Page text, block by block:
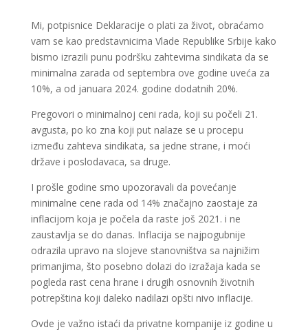
Mi, potpisnice Deklaracije o plati za život, obraćamo
vam se kao predstavnicima Vlade Republike Srbije kako
bismo izrazili punu podršku zahtevima sindikata da se
minimalna zarada od septembra ove godine uveća za
10%, a od januara 2024. godine dodatnih 20%.
Pregovori o minimalnoj ceni rada, koji su počeli 21.
avgusta, po ko zna koji put nalaze se u procepu
između zahteva sindikata, sa jedne strane, i moći
države i poslodavaca, sa druge.
I prošle godine smo upozoravali da povećanje
minimalne cene rada od 14% značajno zaostaje za
inflacijom koja je počela da raste još 2021. i ne
zaustavlja se do danas. Inflacija se najpogubnije
odrazila upravo na slojeve stanovništva sa najnižim
primanjima, što posebno dolazi do izražaja kada se
pogleda rast cena hrane i drugih osnovnih životnih
potrepština koji daleko nadilazi opšti nivo inflacije.
Ovde je važno istaći da privatne kompanije iz godine u